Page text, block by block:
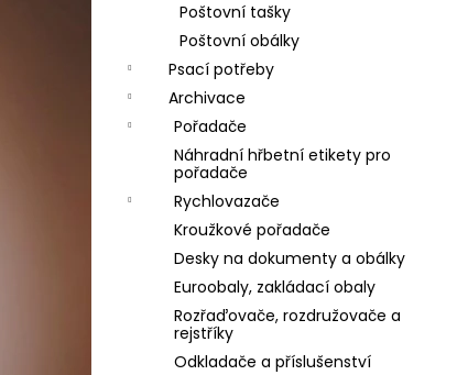
Poštovní tašky
Poštovní obálky
Psací potřeby
Archivace
Pořadače
Náhradní hřbetní etikety pro
pořadače
Rychlovazače
Kroužkové pořadače
Desky na dokumenty a obálky
Euroobaly, zakládací obaly
Rozřaďovače, rozdružovače a
rejstříky
Odkladače a příslušenství